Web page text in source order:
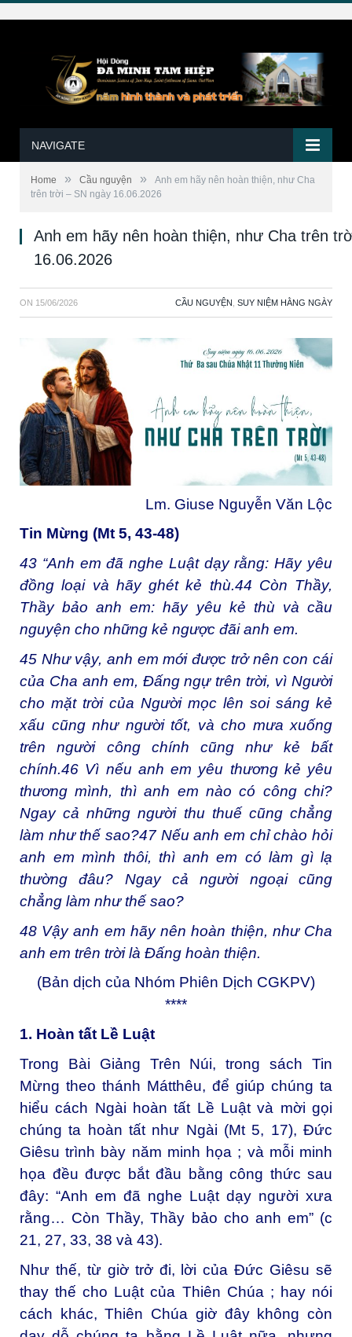
NAVIGATE
Home » Cầu nguyện »
Anh em hãy nên hoàn thiện, như Cha
trên trời – SN ngày 16.06.2026
Anh em hãy nên hoàn thiện, như Cha trên
16.06.2026
ON 15/06/2026 CẦU NGUYỆN SUY NIỆM HẰNG NGÀY
Lm. Giuse Nguyễn Văn Lộc
Tin Mừng (Mt 5, 43-48)
43 “Anh em đã nghe Luật dạy rằng: Hãy yêu
đồng loại và hãy ghét kẻ thù.44 Còn Thầy,
Thầy bảo anh em: hãy yêu kẻ thù và cầu
nguyện cho những kẻ ngược đãi anh em.
45 Như vậy, anh em mới được trở nên con cái
của Cha anh em, Đấng ngự trên trời, vì Người
cho mặt trời của Người mọc lên soi sáng kẻ
xấu cũng như người tốt, và cho mưa xuống
trên người công chính cũng như kẻ bất
chính.46 Vì nếu anh em yêu thương kẻ yêu
thương mình, thì anh em nào có công chi?
Ngay cả những người thu thuế cũng chẳng
làm như thế sao?47 Nếu anh em chỉ chào hỏi
anh em mình thôi, thì anh em có làm gì lạ
thường đâu? Ngay cả người ngoại cũng
chẳng làm như thế sao?
48 Vậy anh em hãy nên hoàn thiện, như Cha
anh em trên trời là Đấng hoàn thiện.
(Bản dịch của Nhóm Phiên Dịch CGKPV)
****
1. Hoàn tất Lề Luật
Trong Bài Giảng Trên Núi, trong sách Tin
Mừng theo thánh Mátthêu, để giúp chúng ta
hiểu cách Ngài hoàn tất Lề Luật và mời gọi
chúng ta hoàn tất như Ngài (Mt 5, 17), Đức
Giêsu trình bày năm minh họa ; và mỗi minh
họa đều được bắt đầu bằng công thức sau
đây: “Anh em đã nghe Luật dạy người xưa
rằng… Còn Thầy, Thầy bảo cho anh em” (c
21, 27, 33, 38 và 43).
Như thế, từ giờ trở đi, lời của Đức Giêsu sẽ
thay thế cho Luật của Thiên Chúa ; hay nói
cách khác, Thiên Chúa giờ đây không còn